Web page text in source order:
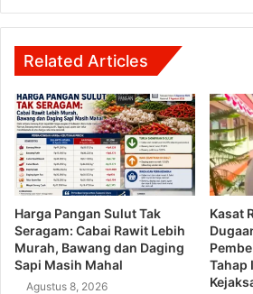
Related Articles
Harga Pangan Sulut Tak
Seragam: Cabai Rawit Lebih
Murah, Bawang dan Daging
Sapi Masih Mahal
Agustus 8, 2026
Kasat
Tahap